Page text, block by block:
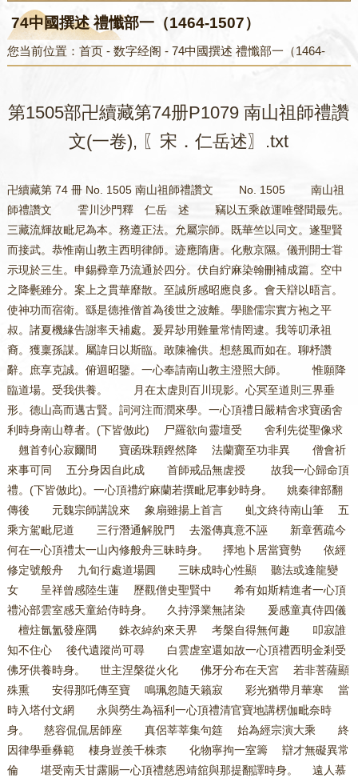
74中國撰述 禮懺部一（1464-1507）
您当前位置： 首页- 数字经阁 - 74中國撰述 禮懺部一（1464-
第1505部卍續藏第74册P1079 南山祖師禮讚
文(一卷), 〖宋．仁岳述〗.txt
卍續藏第 74 冊 No. 1505 南山祖師禮讚文 No. 1505 南山祖
師禮讚文 霅川沙門釋 仁岳 述 竊以五乘啟運唯聲聞最先。
三藏流輝故毗尼為本。務遵正法。允屬宗師。既華竺以同文。遂聖賢
而接武。恭惟南山教主西明律師。迹應隋唐。化敷京隰。儀刑開士甞
示現於三生。申錫彛章乃流通於四分。伏自紵麻染翰刪補成篇。空中
之降氎雖分。案上之貫華靡散。至誠所感昭應良多。會天辯以晤言。
使神功而宿衛。繇是德推僧首為後世之波離。學贍儒宗實方袍之平
叔。諸夏機緣告謝率天補處。爰昇玅用難量常情罔逮。我等叨承祖
裔。獲稟孫謀。屬諱日以斯臨。敢陳禴供。想慈風而如在。聊杼讚
辭。庶享克誠。俯迴昭鑒。一心奉請南山教主澄照大師。 惟願降
臨道場。受我供養。 月在太虗則百川現影。心冥至道則三界垂
形。德山高而邁古賢。詞河注而潤來學。一心頂禮日嚴精舍求寶函舍
利時身南山尊者。(下皆倣此) 尸羅欲向靈壇受 舍利先從聖像求
翹首刳心寂爾間 寶函珠顆鏗然降 法蘭齎至功非異 僧會祈
來事可同 五分身因自此成 首師戒品無虗授 故我一心歸命頂
禮。(下皆倣此)。一心頂禮紵麻蘭若撰毗尼事鈔時身。 姚秦律部翻
傳後 元魏宗師講說來 象扇雖揚上首言 虬文終待南山筆 五
乘方駕毗尼道 三行潛通解脫門 去濫傳真意不誣 新章舊疏今
何在一心頂禮太一山內修般舟三昧時身。 擇地卜居當寶勢 依經
修定號般舟 九旬行處道場圓 三昧成時心性顯 聽法或逢龍變
女 呈祥曾感陸生蓮 歷觀僧史聖賢中 希有如斯精進者一心頂
禮沁部雲室感天童給侍時身。 久持淨業無諸染 爰感童真侍四儀
檀炷氤氳發座隅 銖衣綽約來天界 考槃自得無何趣 叩寂誰
知不住心 後代遺蹤尚可尋 白雲虗室還如故一心頂禮西明金剎受
佛牙供養時身。 世主涅槃從火化 佛牙分布在天宮 若非菩薩顯
殊熏 安得那吒傳至寶 鳴珮忽隨天籟寂 彩光猶帶月華寒 當
時入塔付文網 永與勞生為福利一心頂禮清官寶地講楞伽毗奈時
身。 慈容侃侃居師座 真侶莘莘集句筵 始為經宗演大乘 終
因律學垂彝範 棲身豈羨千株柰 化物寧拘一室籌 辯才無礙異常
倫 堪受南天甘露賜一心頂禮慈恩靖舘與那提翻譯時身。 遠人慕